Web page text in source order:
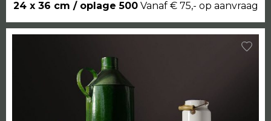
24 x 36 cm / oplage 500Vanaf € 75,- op aanvraag